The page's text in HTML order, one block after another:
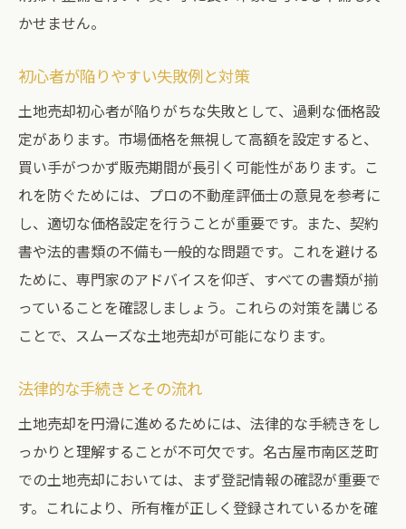
かせません。
初心者が陥りやすい失敗例と対策
土地売却初心者が陥りがちな失敗として、過剰な価格設
定があります。市場価格を無視して高額を設定すると、
買い手がつかず販売期間が長引く可能性があります。こ
れを防ぐためには、プロの不動産評価士の意見を参考に
し、適切な価格設定を行うことが重要です。また、契約
書や法的書類の不備も一般的な問題です。これを避ける
ために、専門家のアドバイスを仰ぎ、すべての書類が揃
っていることを確認しましょう。これらの対策を講じる
ことで、スムーズな土地売却が可能になります。
法律的な手続きとその流れ
土地売却を円滑に進めるためには、法律的な手続きをし
っかりと理解することが不可欠です。名古屋市南区芝町
での土地売却においては、まず登記情報の確認が重要で
す。これにより、所有権が正しく登録されているかを確